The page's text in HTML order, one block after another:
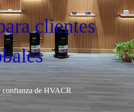
clientes
confianza de HVACR